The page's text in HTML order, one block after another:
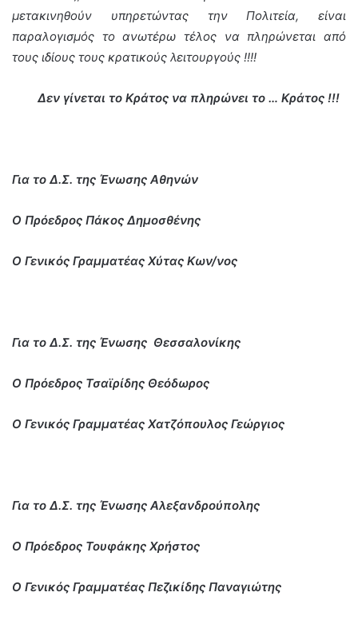
μετακινηθούν υπηρετώντας την Πολιτεία, είναι
παραλογισμός το ανωτέρω τέλος να πληρώνεται από
τους ιδίους τους κρατικούς λειτουργούς !!!!
Δεν γίνεται το Κράτος να πληρώνει το … Κράτος !!!
Για το Δ.Σ. της Ένωσης Αθηνών
Ο Πρόεδρος Πάκος Δημοσθένης
Ο Γενικός Γραμματέας Χύτας Κων/νος
Για το Δ.Σ. της Ένωσης Θεσσαλονίκης
Ο Πρόεδρος Τσαϊρίδης Θεόδωρος
Ο Γενικός Γραμματέας Χατζόπουλος Γεώργιος
Για το Δ.Σ. της Ένωσης Αλεξανδρούπολης
Ο Πρόεδρος Τουφάκης Χρήστος
Ο Γενικός Γραμματέας Πεζικίδης Παναγιώτης